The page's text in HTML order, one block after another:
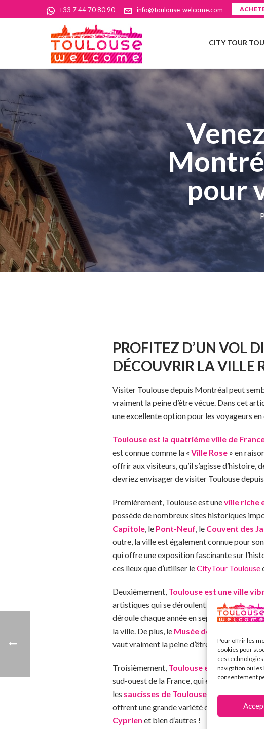
Pour offrir les
cookies pour
ces
navigation ou
consentement
+33 7 44 70 80 90 info@toulouse-welcome.com
CITY TOUR
pour
PROFITEZ D’UN VOL
DÉCOUVRIR LA VILLE
Visiter Toulouse depuis Montréal peut
vraiment la peine d’être vécue. Dans cet
une excellente option pour les voyageurs
Toulouse est la quatrième ville de
est connue comme la « Ville Rose » en
offrir aux visiteurs, qu’il s’agisse
devriez envisager de visiter Toulouse
Premièrement, Toulouse est uneville riche
possède de nombreux sites historiques
Capitole, le Pont-Neuf, le Couvent des
outre, la ville est également connue pour son
qui offre une exposition fascinante sur
ces lieux que d’utiliser leCityTour Toulouse
Deuxièmement, Toulouse est une ville
artistiques qui se déroulent tout au long de
déroule chaque année en septembre. Il met
la ville. De plus, le Musée des Augustins
vaut vraiment la peine d’être visitée.
Troisièmement, Toulouse est une ville
sud-ouest de la France, qui est riche en
les saucisses de Toulouse sont des plats
offrent une grande variété de produits frais
Cyprien et bien d’autres !